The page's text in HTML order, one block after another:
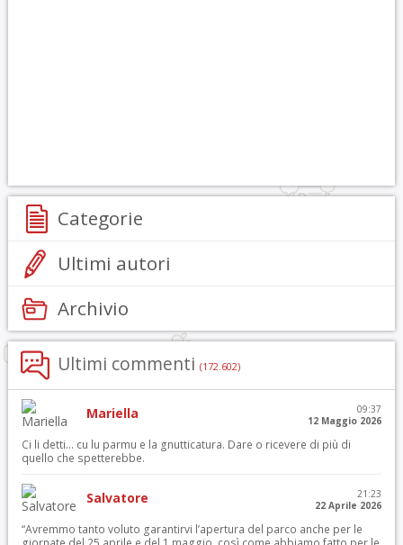
Categorie
Ultimi autori
Archivio
Ultimi commenti (172.602)
Mariella
09:37
12 Maggio 2026
Ci li detti… cu lu parmu e la gnutticatura. Dare o ricevere di più di
quello che spetterebbe.
Salvatore
21:23
22 Aprile 2026
“Avremmo tanto voluto garantirvi l’apertura del parco anche per le